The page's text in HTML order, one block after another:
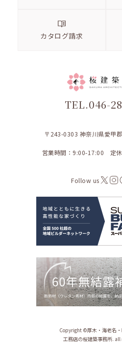
カタログ請求
TEL.046-
〒243-0303 神奈川県愛甲
営業時間：9:00-17:00 定休
Follow us
Copyright ©︎厚木・海老名
工務店の桜建築事務所.